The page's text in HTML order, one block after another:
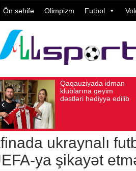
Ön səhifə Olimpizm Futbol
idman
edilib
sayı: 84
“Turan
Avqust 05, 2026
ukraynalı
ya şikayət